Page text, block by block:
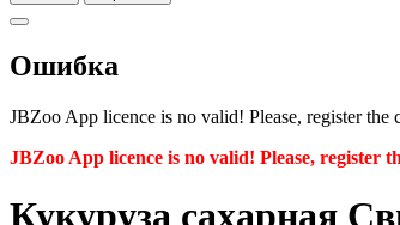
Ошибка
JBZoo App licence is no valid! Please, register the
JBZoo App licence is no valid! Please, register
Кукуруза сахарная